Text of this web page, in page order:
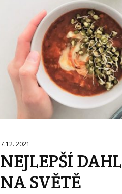
7.12. 2021
NEJLEPŠÍ DAHL
NA SVĚTĚ